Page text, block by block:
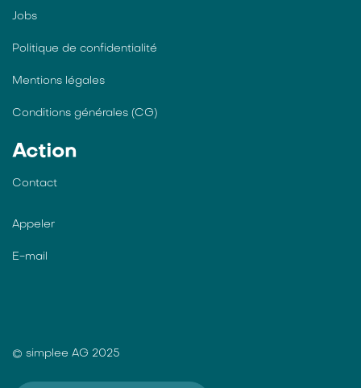
Jobs
Politique de confidentialité
Mentions légales
Conditions générales (CG)
Action
Contact
Appeler
E-mail
© simplee AG 2025